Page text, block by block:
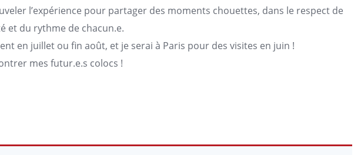
l’expérience pour partager des moments chouettes, dans le respect de
et du rythme de chacun.e.
en juillet ou fin août, et je serai à Paris pour des visites en juin !
mes futur.e.s colocs !